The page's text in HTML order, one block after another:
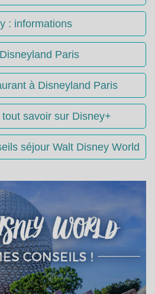
: informations
Paris
à Disneyland Paris
savoir sur Disney+
séjour Walt Disney World